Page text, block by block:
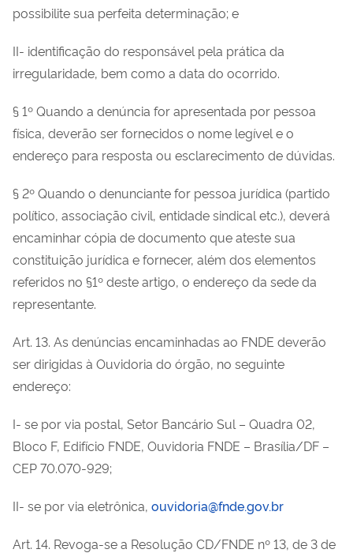
possibilite sua perfeita determinação; e
II- identificação do responsável pela prática da
irregularidade, bem como a data do ocorrido.
§ 1º Quando a denúncia for apresentada por pessoa
física, deverão ser fornecidos o nome legível e o
endereço para resposta ou esclarecimento de dúvidas.
§ 2º Quando o denunciante for pessoa jurídica (partido
político, associação civil, entidade sindical etc.), deverá
encaminhar cópia de documento que ateste sua
constituição jurídica e fornecer, além dos elementos
referidos no §1º deste artigo, o endereço da sede da
representante.
Art. 13. As denúncias encaminhadas ao FNDE deverão
ser dirigidas à Ouvidoria do órgão, no seguinte
endereço:
I- se por via postal, Setor Bancário Sul – Quadra 02,
Bloco F, Edifício FNDE, Ouvidoria FNDE – Brasília/DF –
CEP 70.070-929;
II- se por via eletrônica, ouvidoria@fnde.gov.br
Art. 14. Revoga-se a Resolução CD/FNDE nº 13, de 3 de